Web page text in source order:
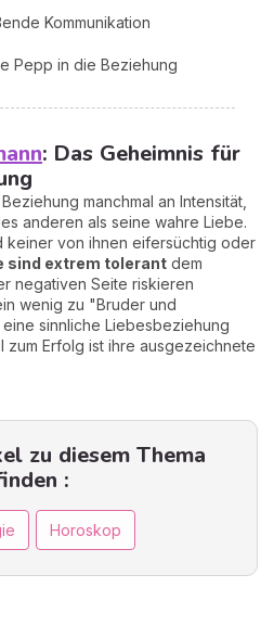
Kommunikation
Pepp in die Beziehung
: Das Geheimnis für
manchmal an Intensität,
anderen als seine wahre Liebe.
keiner von ihnen eifersüchtig oder
sind extrem tolerant dem
negativen Seite riskieren
wenig zu "Bruder und
sinnliche Liebesbeziehung
zum Erfolg ist ihre ausgezeichnete
zu diesem Thema
:
Horoskop